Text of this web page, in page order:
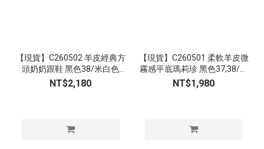
【現貨】C260502 羊皮經典方
頭奶奶跟鞋 黑色38/米白色
38/咖啡色37
NT$2,180
【現貨】C260501 柔軟羊皮微
霧感平底瑪莉珍 黑色37,38/红
色38/米白色38
NT$1,980